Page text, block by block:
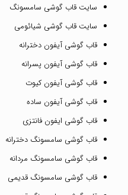
سایت قاب گوشی سامسونگ
سایت قاب گوشی شیائومی
قاب گوشی آیفون دخترانه
قاب گوشی آیفون پسرانه
قاب گوشی آیفون کیوت
قاب گوشی آیفون ساده
قاب گوشی ایفون فانتزی
قاب گوشی سامسونگ دخترانه
قاب گوشی سامسونگ مردانه
قاب گوشی سامسونگ قدیمی